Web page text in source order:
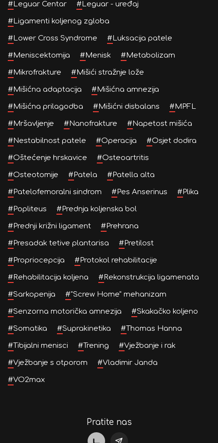
#Leguar Centar #Leguar - uređaj
#Ligamenti koljenog zgloba
#Lower Cross Syndrome #Luksacija patele
#Meniscektomija #Menisk #Metabolizam
#Mikrofrakture #Mišići stražnje lože
#Mišićna adaptacija #Mišićna amnezija
#Mišićna prilagodba #Mišićni disbalans #MPFL
#Mršavljenje #Nanofrakture #Napetost mišića
#Nestabilnost patele #Operacija #Osjet dodira
#Oštećenje hrskavice #Osteoartritis
#Osteotomije #Patela #Patella alta
#Patelofemoralni sindrom #Pes Anserinus #Plika
#Popliteus #Prednja koljenska bol
#Prednji križni ligament #Prehrana
#Presadak tetive plantarisa #Pretilost
#Propriocepcija #Protokol rehabilitacije
#Rehabilitacija koljena #Rekonstrukcija ligamenata
#Sarkopenija #"Screw Home" mehanizam
#Senzorna motorička amnezija #Skakačko koljeno
#Somatika #Suprakinetika #Thomas Hanna
#Tibijalni menisci #Trening #Vježbanje i rak
#Vježbanje s otporom #Vladimir Janda
#VO2max
Pratite nas